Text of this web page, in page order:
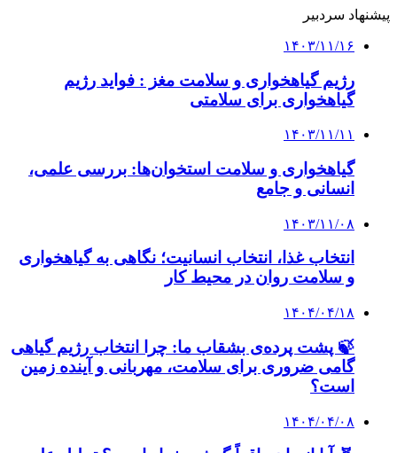
پیشنهاد سردبیر
۱۴۰۳/۱۱/۱۶
رژیم گیاهخواری و سلامت مغز : فواید رژیم
گیاهخواری برای سلامتی
۱۴۰۳/۱۱/۱۱
گیاهخواری و سلامت استخوان‌ها: بررسی علمی،
انسانی و جامع
۱۴۰۳/۱۱/۰۸
انتخاب غذا، انتخاب انسانیت؛ نگاهی به گیاهخواری
و سلامت روان در محیط کار
۱۴۰۴/۰۴/۱۸
🍃 پشت پرده‌ی بشقاب ما: چرا انتخاب رژیم گیاهی
گامی ضروری برای سلامت، مهربانی و آینده زمین
است؟
۱۴۰۴/۰۴/۰۸